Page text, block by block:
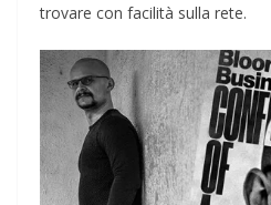
trovare con facilità sulla rete.